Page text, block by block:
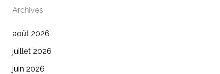
Archives
août 2026
juillet 2026
juin 2026